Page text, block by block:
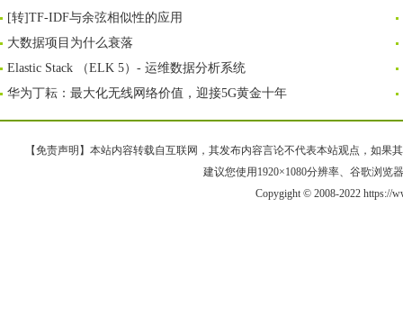
[转]TF-IDF与余弦相似性的应用
大数据项目为什么衰落
Elastic Stack （ELK 5）- 运维数据分析系统
华为丁耘：最大化无线网络价值，迎接5G黄金十年
【免责声明】本站内容转载自互联网，其发布内容言论不代表本站观点，如果
建议您使用1920×1080分辨率、谷歌浏览
Copygight © 2008-2022 https://